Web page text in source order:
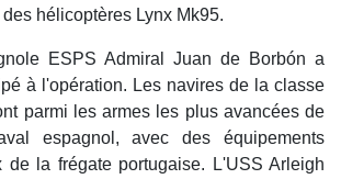
hélicoptères Lynx Mk95.
ESPS Admiral Juan de Borbón a
à l'opération. Les navires de la classe
parmi les armes les plus avancées de
espagnol, avec des équipements
de la frégate portugaise. L'USS Arleigh